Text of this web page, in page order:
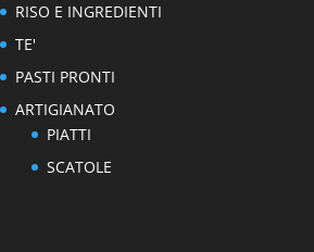
RISO E INGREDIENTI
TE'
PASTI PRONTI
ARTIGIANATO
PIATTI
SCATOLE